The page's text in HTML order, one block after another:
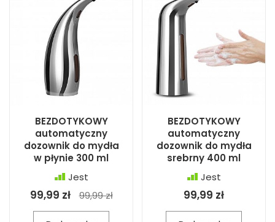
BEZDOTYKOWY
automatyczny
dozownik do mydła
w płynie 300 ml
Jest
99,99 zł 99,99 zł
BEZDOTYKOWY
automatyczny
dozownik do mydła
srebrny 400 ml
Jest
99,99 zł